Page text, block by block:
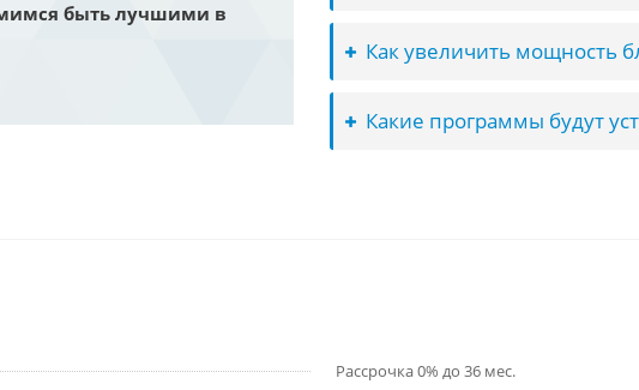
быть лучшими в
Как увеличить мощность
Какие программы будут
Рассрочка 0% до 36 мес.